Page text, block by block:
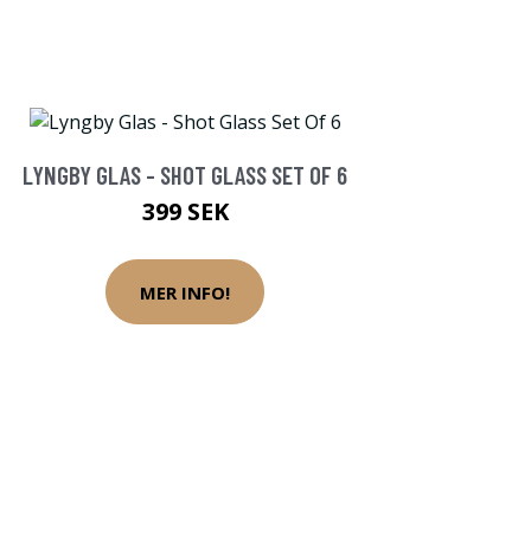
LYNGBY GLAS - SHOT GLASS SET OF 6
399 SEK
MER INFO!